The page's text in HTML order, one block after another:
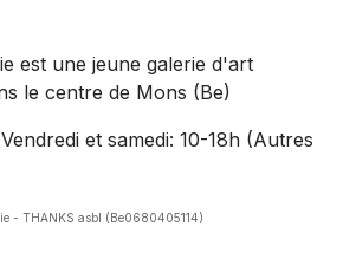
est une jeune galerie d'art
le centre de Mons (Be)
et samedi: 10-18h (Autres
- THANKS asbl (Be0680405114)